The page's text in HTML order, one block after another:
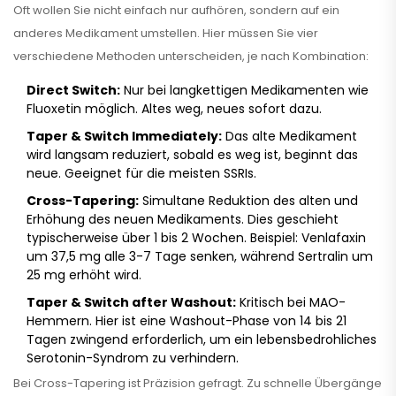
Oft wollen Sie nicht einfach nur aufhören, sondern auf ein
anderes Medikament umstellen. Hier müssen Sie vier
verschiedene Methoden unterscheiden, je nach Kombination:
Direct Switch: Nur bei langkettigen Medikamenten wie
Fluoxetin möglich. Altes weg, neues sofort dazu.
Taper & Switch Immediately: Das alte Medikament
wird langsam reduziert, sobald es weg ist, beginnt das
neue. Geeignet für die meisten SSRIs.
Cross-Tapering: Simultane Reduktion des alten und
Erhöhung des neuen Medikaments. Dies geschieht
typischerweise über 1 bis 2 Wochen. Beispiel: Venlafaxin
um 37,5 mg alle 3-7 Tage senken, während Sertralin um
25 mg erhöht wird.
Taper & Switch after Washout: Kritisch bei MAO-
Hemmern. Hier ist eine Washout-Phase von 14 bis 21
Tagen zwingend erforderlich, um ein lebensbedrohliches
Serotonin-Syndrom zu verhindern.
Bei Cross-Tapering ist Präzision gefragt. Zu schnelle Übergänge